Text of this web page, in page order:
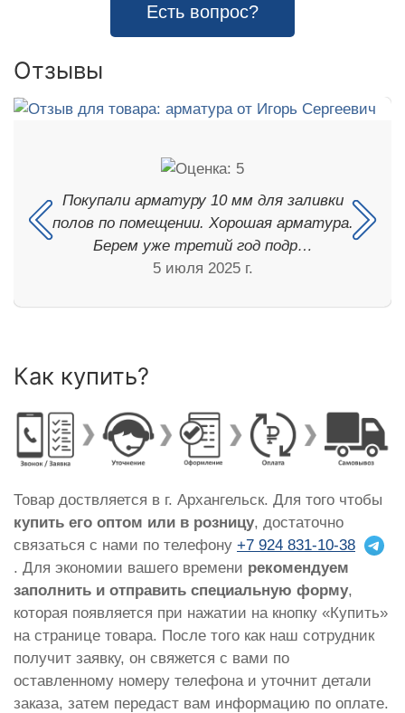
Есть вопрос?
Отзывы
Покупали арматуру 10 мм для заливки
полов по помещении. Хорошая арматура.
Берем уже третий год подр…
5 июля 2025 г.
Как купить?
Товар доствляется в г. Архангельск. Для того чтобы
купить его оптом или в розницу, достаточно
связаться с нами по телефону +7 924 831-10-38
. Для экономии вашего времени рекомендуем
заполнить и отправить специальную форму,
которая появляется при нажатии на кнопку «Купить»
на странице товара. После того как наш сотрудник
получит заявку, он свяжется с вами по
оставленному номеру телефона и уточнит детали
заказа, затем передаст вам информацию по оплате.